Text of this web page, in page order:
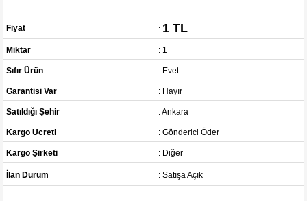
Fiyat : 1 TL
Miktar : 1
Sıfır Ürün : Evet
Garantisi Var : Hayır
Satıldığı Şehir : Ankara
Kargo Ücreti : Gönderici Öder
Kargo Şirketi : Diğer
İlan Durum : Satışa Açık